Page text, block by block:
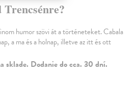
humor szövi át a történeteket. Cabala
a ma és a holnap, illetve az itt és ott
sklade. Dodanie do cca. 30 dní.